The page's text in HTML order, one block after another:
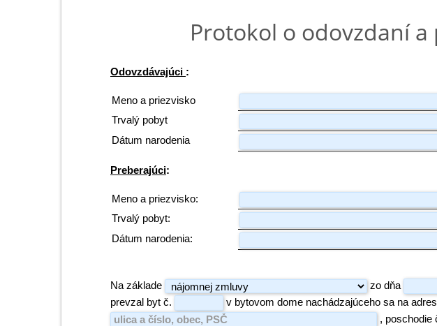
Protokol o odovzdaní
Odovzdávajúci :
Meno a priezvisko
Trvalý pobyt
Dátum narodenia
Preberajúci:
Meno a priezvisko:
Trvalý pobyt:
Dátum narodenia:
Na základe zo dňa
prevzal byt č.
v bytovom dome nachádzajúceho sa na
, poschodie